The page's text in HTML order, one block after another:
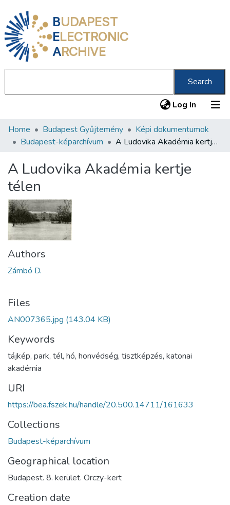
BUDAPEST
ELECTRONIC
ARCHIVE
Search
Log In (current)
Communities & Collections
Statistics
About us
Home Budapest Gyűjtemény
Képi dokumentumok
Budapest-képarchívum
A Ludovika Akadémia kertje télen
A Ludovika Akadémia kertje
télen
Authors
Zámbó D.
Files
AN007365.jpg (143.04 KB)
Keywords
tájkép, park, tél, hó, honvédség, tisztképzés, katonai
akadémia
URI
https://bea.fszek.hu/handle/20.500.14711/161633
Collections
Budapest-képarchívum
Geographical location
Budapest. 8. kerület. Orczy-kert
Creation date